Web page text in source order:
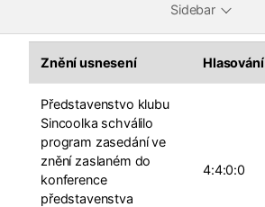
Sidebar
Znění usnesení Hlasování
Představenstvo klubu
Sincoolka schválilo
program zasedání ve
znění zaslaném do
konference
představenstva
4:4:0:0